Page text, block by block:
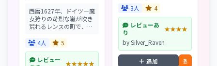
西暦1627年、ドイツ―魔
女狩りの苛烈な嵐が吹き
荒れるレンスの町で、10
チ・キリスト”に出会っ
ガポール―3Dアーティス
4人 5
レビュー
★★★★★
3人
4
レビューあ
り
★★★★
by Silver_Raven
追加